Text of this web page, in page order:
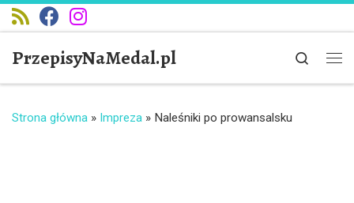
Przejdź do treści
PrzepisyNaMedal.pl
Search
Strona główna » Impreza » Naleśniki po prowansalsku